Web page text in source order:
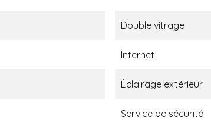
Double vitrage
Internet
Éclairage extérieur
Service de sécurité